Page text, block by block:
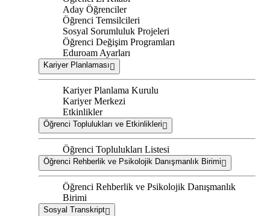
Aday Öğrenciler
Öğrenci Temsilcileri
Sosyal Sorumluluk Projeleri
Öğrenci Değişim Programları
Eduroam Ayarları
Kariyer Planlaması
Kariyer Planlama Kurulu
Kariyer Merkezi
Etkinlikler
Öğrenci Toplulukları ve Etkinlikleri
Öğrenci Toplulukları Listesi
Öğrenci Rehberlik ve Psikolojik Danışmanlık Birimi
Öğrenci Rehberlik ve Psikolojik Danışmanlık
Birimi
Sosyal Transkript